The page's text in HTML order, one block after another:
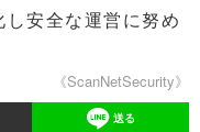
安全な運営に努め
《ScanNetSecurity》
送る